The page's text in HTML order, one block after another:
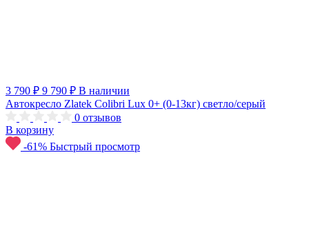
3 790 ₽ 9 790 ₽ В наличии
Автокресло Zlatek Colibri Lux 0+ (0-13кг) светло/серый
0 отзывов
В корзину
-61% Быстрый просмотр